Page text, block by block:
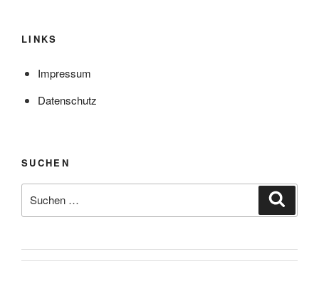
LINKS
Impressum
Datenschutz
SUCHEN
nach: